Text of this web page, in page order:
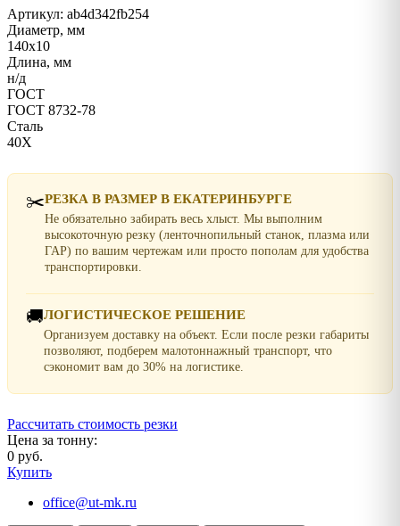
Артикул: ab4d342fb254
Диаметр, мм
140х10
Длина, мм
н/д
ГОСТ
ГОСТ 8732-78
Сталь
40Х
✂️РЕЗКА В РАЗМЕР В ЕКАТЕРИНБУРГЕ
Не обязательно забирать весь хлыст. Мы выполним
высокоточную резку (ленточнопильный станок, плазма или
ГАР) по вашим чертежам или просто пополам для удобства
транспортировки.
🚚ЛОГИСТИЧЕСКОЕ РЕШЕНИЕ
Организуем доставку на объект. Если после резки габариты
позволяют, подберем малотоннажный транспорт, что
сэкономит вам до 30% на логистике.
Рассчитать стоимость резки
Цена за тонну:
0 руб.
Купить
office@ut-mk.ru